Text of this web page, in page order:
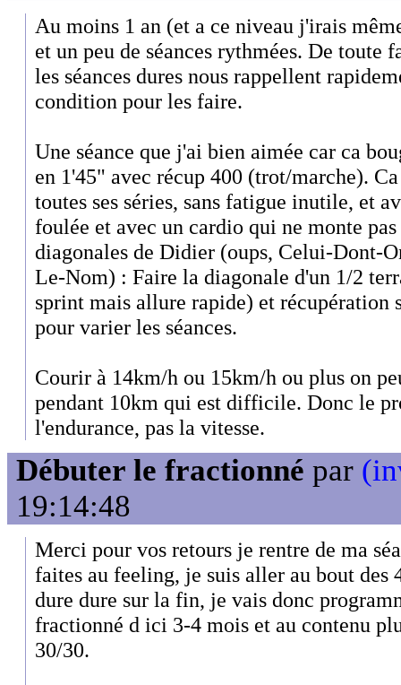
Au moins 1 an (et a ce niveau j'irais
et un peu de séances rythmées. De toute
les séances dures nous rappellent
condition pour les faire.
Une séance que j'ai bien aimée car ca
en 1'45" avec récup 400 (trot/marche).
toutes ses séries, sans fatigue inutile, et
foulée et avec un cardio qui ne monte
diagonales de Didier (oups, Celui-Dont-
Le-Nom) : Faire la diagonale d'un 1/2
sprint mais allure rapide) et récupération
pour varier les séances.
Courir à 14km/h ou 15km/h ou plus on
pendant 10km qui est difficile. Donc le
l'endurance, pas la vitesse.
Débuter le fractionné par
19:14:48
Merci pour vos retours je rentre de ma
faites au feeling, je suis aller au bout
dure dure sur la fin, je vais donc
fractionné d ici 3-4 mois et au contenu
30/30.